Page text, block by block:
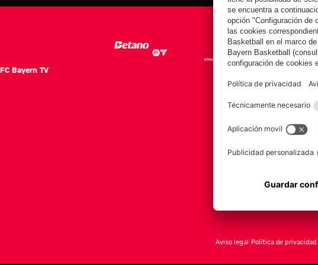
el Aston Villa
contra el Jeju
contra el Jeju
FC Bayern TV
FC Bayern.com
Noticias
Club
Aviso legal Política de privacidad